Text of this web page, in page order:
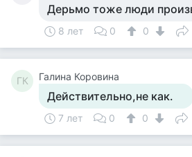
Дерьмо тоже люди
8 лет 0 0
ГК Галина Коровина
Действительно,не как.
7 лет 0 0